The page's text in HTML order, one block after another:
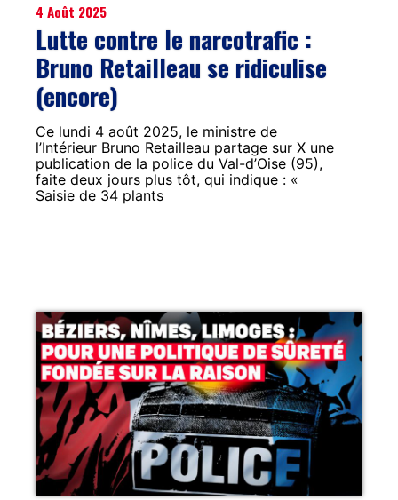
4 Août 2025
Lutte contre le narcotrafic :
Bruno Retailleau se ridiculise
(encore)
Ce lundi 4 août 2025, le ministre de
l’Intérieur Bruno Retailleau partage sur X une
publication de la police du Val-d’Oise (95),
faite deux jours plus tôt, qui indique : «
Saisie de 34 plants